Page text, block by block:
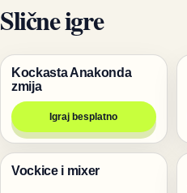
Slične igre
Životinje
Kockasta Anakonda
zmija
Igraj besplatno
Pucanje
Vockice i mixer